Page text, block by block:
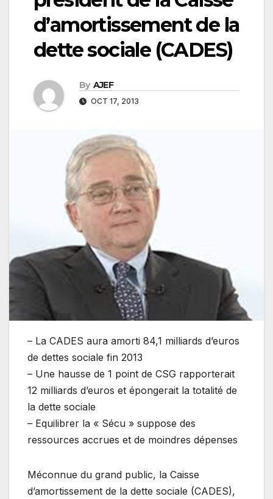
d’amortissement de la
dette sociale (CADES)
By AJEF
OCT 17, 2013
– La CADES aura amorti 84,1 milliards d’euros
de dettes sociale fin 2013
– Une hausse de 1 point de CSG rapporterait
12 milliards d’euros et épongerait la totalité de
la dette sociale
– Equilibrer la « Sécu » suppose des
ressources accrues et de moindres dépenses
Méconnue du grand public, la Caisse
d’amortissement de la dette sociale (CADES),